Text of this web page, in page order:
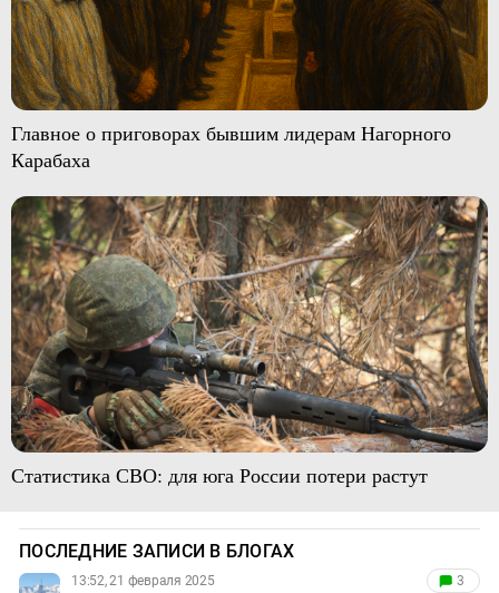
Главное о приговорах бывшим лидерам Нагорного
Карабаха
Статистика СВО: для юга России потери растут
ПОСЛЕДНИЕ ЗАПИСИ В БЛОГАХ
13:52, 21 февраля 2025 3